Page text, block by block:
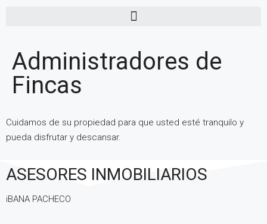
Administradores de
Fincas
Cuidamos de su propiedad para que usted esté tranquilo y
pueda disfrutar y descansar.
ASESORES INMOBILIARIOS
iBANA PACHECO